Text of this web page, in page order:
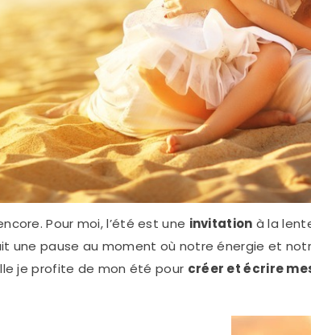
Pour moi, l’été est une invitation à la
une pause au moment où notre énergie et
je profite de mon été pour créer et écrire